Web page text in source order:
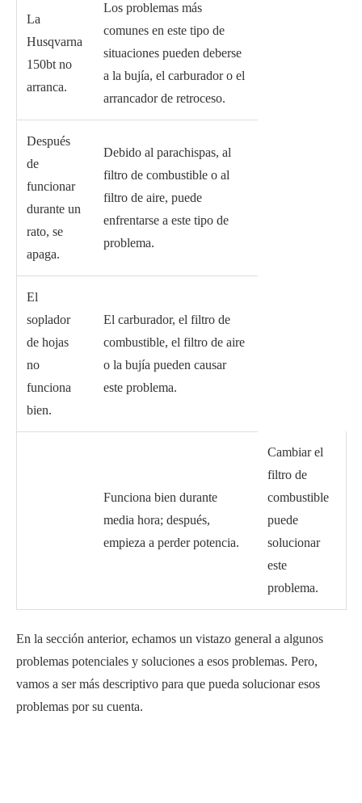
La
Husqvarna
150bt no
arranca.
Los problemas más
comunes en este tipo de
situaciones pueden deberse
a la bujía, el carburador o el
arrancador de retroceso.
Después
de
funcionar
durante un
rato, se
apaga.
Debido al parachispas, al
filtro de combustible o al
filtro de aire, puede
enfrentarse a este tipo de
problema.
El
soplador
de hojas
no
funciona
bien.
El carburador, el filtro de
combustible, el filtro de aire
o la bujía pueden causar
este problema.
Funciona bien durante
media hora; después,
empieza a perder potencia.
Cambiar el
filtro de
combustible
puede
solucionar
este
problema.
En la sección anterior, echamos un vistazo general a algunos
problemas potenciales y soluciones a esos problemas. Pero,
vamos a ser más descriptivo para que pueda solucionar esos
problemas por su cuenta.